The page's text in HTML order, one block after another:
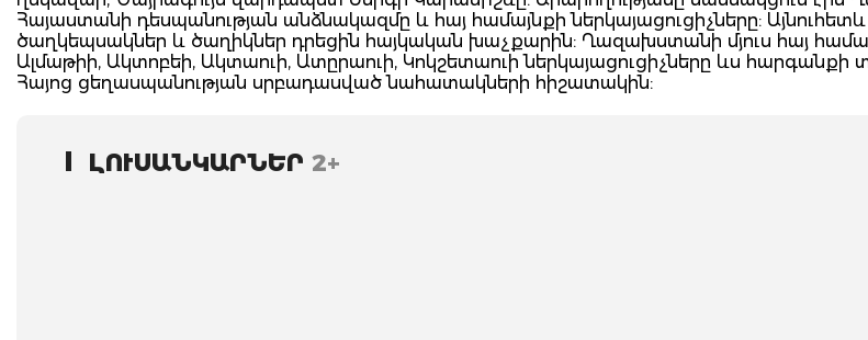
Հայաստանի դեսպանության անձնակազմը և հայ համայնքի ներկայացուցիչները:
ծաղկեպսակներ և ծաղիկներ դրեցին հայկական խաչքարին: Ղազախստանի մյուս հայ
Ալմաթիի, Ակտոբեի, Ակտաուի, Ատըրաուի, Կոկշետաուի ներկայացուցիչները ևս հարգանքի
Հայոց ցեղասպանության սրբադասված նահատակների հիշատակին:
ԼՈՒՍԱՆԿԱՐՆԵՐ 2+